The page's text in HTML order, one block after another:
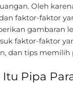
Oleh
faktor-faktor
gambaran
faktor-faktor
dan tips memilih
Itu Pipa